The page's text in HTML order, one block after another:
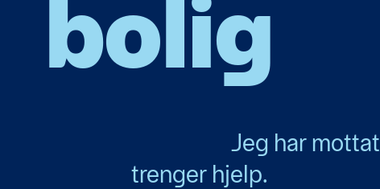
bolig
Jeg har
trenger hjelp.